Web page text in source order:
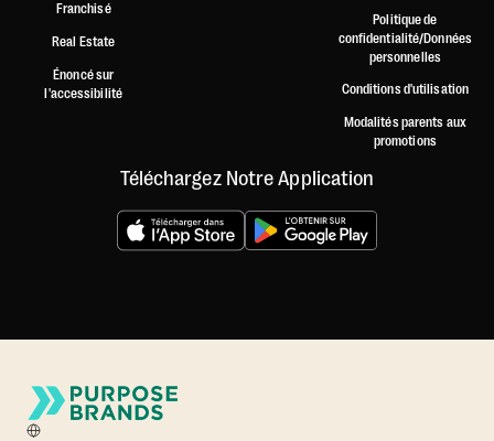
Franchisé
Real Estate
Énoncé sur
l'accessibilité
Politique de
confidentialité/Données
personnelles
Conditions d'utilisation
Modalités parents aux
promotions
Téléchargez Notre Application